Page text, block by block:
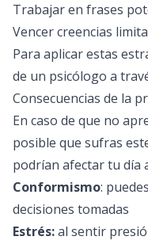
Trabajar en frases
Vencer creencias
Para aplicar estas
de un psicólogo a
Consecuencias de la
En caso de que no
posible que sufras
podrían afectar tu día
Conformismo:
decisiones tomadas
Estrés:al sentir